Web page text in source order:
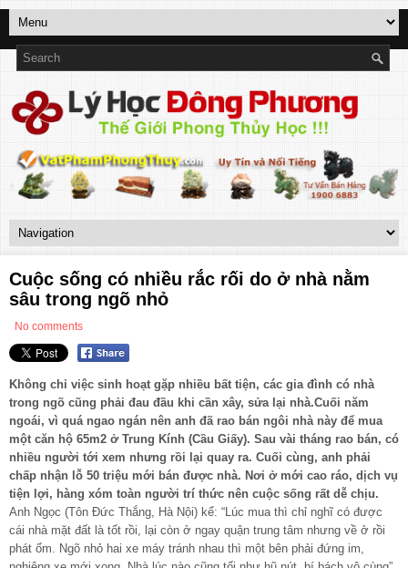
Cuộc sống có nhiều rắc rối do ở nhà nằm
sâu trong ngõ nhỏ
No comments
Không chỉ việc sinh hoạt gặp nhiều bất tiện, các gia đình có nhà
trong ngõ cũng phải đau đầu khi cần xây, sửa lại nhà.Cuối năm
ngoái, vì quá ngao ngán nên anh đã rao bán ngôi nhà này để mua
một căn hộ 65m2 ở Trung Kính (Cầu Giấy). Sau vài tháng rao bán, có
nhiều người tới xem nhưng rồi lại quay ra. Cuối cùng, anh phải
chấp nhận lỗ 50 triệu mới bán được nhà. Nơi ở mới cao ráo, dịch vụ
tiện lợi, hàng xóm toàn người trí thức nên cuộc sống rất dễ chịu.
Anh Ngọc (Tôn Đức Thắng, Hà Nội) kể: “Lúc mua thì chỉ nghĩ có được
cái nhà mặt đất là tốt rồi, lại còn ở ngay quận trung tâm nhưng về ở rồi
phát ốm. Ngõ nhỏ hai xe máy tránh nhau thì một bên phải đứng im,